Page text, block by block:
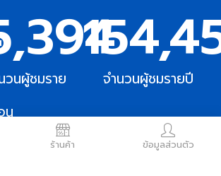
ร้านค้า ข้อมูลส่วนตัว
วนผู้ชมราย
น
จำนวนผู้ชมรายปี